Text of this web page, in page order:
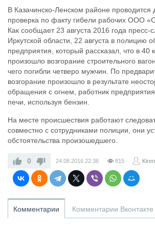
В Казачинско-Ленском районе проводится
проверка по факту гибели рабочих ООО
Как сообщает 23 августа 2016 года
Иркутской области, 22 августа в полицию
предприятия, который рассказал, что в 40
произошло возгорание строительного
чего погибли четверо мужчин. По
возгорание произошло в результате
обращения с огнем, работник
печи, используя бензин.
На месте происшествия работают
совместно с сотрудниками полиции, они
обстоятельства произошедшего.
0 24.08.2016 22:36 815
Комментарии Комментарии Вконтакте